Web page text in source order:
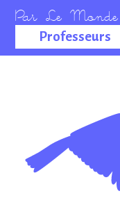
Professeurs
La